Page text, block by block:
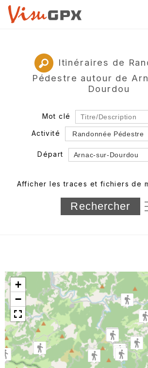
Itinéraires de
Pédestre autour de
Dourdou
Mot clé
Activité
Départ
Département
Longueur min/max
Trier par
Horodatage
Afficher les traces et fichiers de
+
−